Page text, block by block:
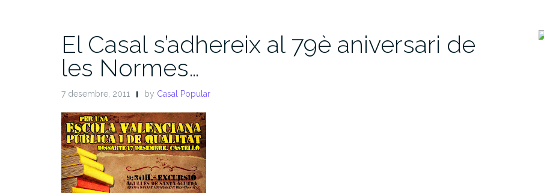
El Casal s’adhereix al 79è aniversari de
les Normes…
7 desembre, 2011 by Casal Popular